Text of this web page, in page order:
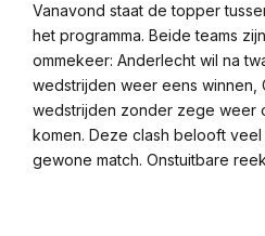
Vanavond staat de topper
het programma. Beide teams
ommekeer: Anderlecht wil na
wedstrijden weer eens winnen,
wedstrijden zonder zege weer
komen. Deze clash belooft
gewone match. Onstuitbare